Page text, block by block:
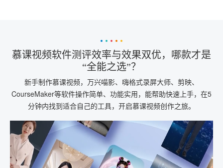
慕课视频软件测评效率与效果双优，哪款才是
“全能之选”？
新手制作慕课视频，万兴喵影、嗨格式录屏大师、剪映、
CourseMaker等软件操作简单、功能实用，能帮助快速上手，在5
分钟内找到适合自己的工具，开启慕课视频创作之旅。